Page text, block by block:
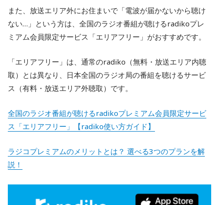
また、放送エリア外にお住まいで「電波が届かないから聴け
ない…」という方は、全国のラジオ番組が聴けるradikoプレ
ミアム会員限定サービス「エリアフリー」がおすすめです。
「エリアフリー」は、通常のradiko（無料・放送エリア内聴
取）とは異なり、日本全国のラジオ局の番組を聴けるサービ
ス（有料・放送エリア外聴取）です。
全国のラジオ番組が聴けるradikoプレミアム会員限定サービ
ス「エリアフリー」【radiko使い方ガイド】
ラジコプレミアムのメリットとは？ 選べる3つのプランを解
説！